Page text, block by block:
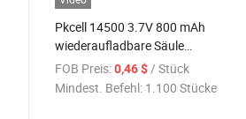
Pkcell 14500 3.7V 800 mAh
wiederaufladbare Säule
14500 Li-Ion-Batterie flacher
Deckel
FOB Preis: 0,46 $ / Stück
Mindest. Befehl: 1.100 Stücke